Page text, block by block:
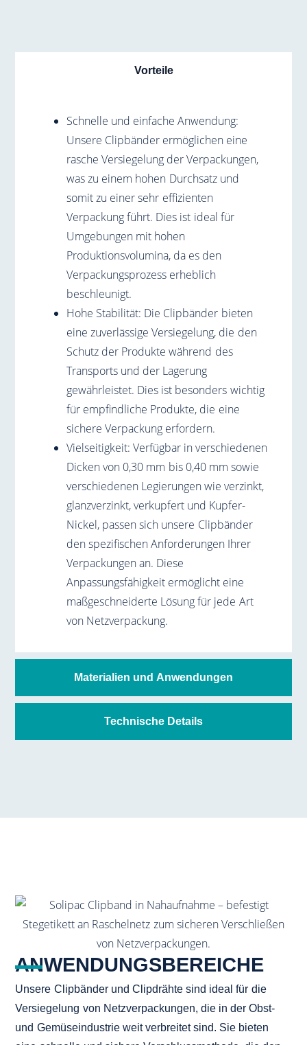
Vorteile
Materialien und Anwendungen
Technische Details
Schnelle und einfache Anwendung:
Unsere Clipbänder ermöglichen eine
rasche Versiegelung der Verpackungen,
was zu einem hohen Durchsatz und
somit zu einer sehr effizienten
Verpackung führt. Dies ist ideal für
Umgebungen mit hohen
Produktionsvolumina, da es den
Verpackungsprozess erheblich
beschleunigt.
Hohe Stabilität: Die Clipbänder bieten
eine zuverlässige Versiegelung, die den
Schutz der Produkte während des
Transports und der Lagerung
gewährleistet. Dies ist besonders wichtig
für empfindliche Produkte, die eine
sichere Verpackung erfordern.
Vielseitigkeit: Verfügbar in verschiedenen
Dicken von 0,30 mm bis 0,40 mm sowie
verschiedenen Legierungen wie verzinkt,
glanzverzinkt, verkupfert und Kupfer-
Nickel, passen sich unsere Clipbänder
den spezifischen Anforderungen Ihrer
Verpackungen an. Diese
Anpassungsfähigkeit ermöglicht eine
maßgeschneiderte Lösung für jede Art
von Netzverpackung.
ANWENDUNGSBEREICHE
Unsere Clipbänder und Clipdrähte sind ideal für die
Versiegelung von Netzverpackungen, die in der Obst-
und Gemüseindustrie weit verbreitet sind. Sie bieten